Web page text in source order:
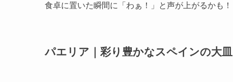
食卓に置いた瞬間に「わぁ！」と声が上がるかも！
パエリア｜彩り豊かなスペインの大